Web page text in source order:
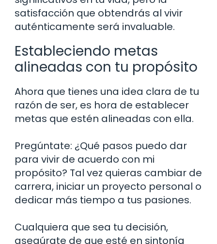
satisfacción que obtendrás al vivir
auténticamente será invaluable.
Estableciendo metas
alineadas con tu propósito
Ahora que tienes una idea clara de tu
razón de ser, es hora de establecer
metas que estén alineadas con ella.
Pregúntate: ¿Qué pasos puedo dar
para vivir de acuerdo con mi
propósito? Tal vez quieras cambiar de
carrera, iniciar un proyecto personal o
dedicar más tiempo a tus pasiones.
Cualquiera que sea tu decisión,
asegúrate de que esté en sintonía